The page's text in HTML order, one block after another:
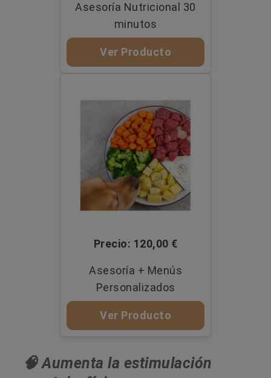
Asesoría Nutricional 30
minutos
Ver Producto
Precio: 120,00 €
Asesoría + Menús
Personalizados
Ver Producto
🧠 Aumenta la estimulación